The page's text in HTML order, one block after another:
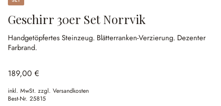
Geschirr 30er Set Norrvik
Handgetöpfertes Steinzeug. Blätterranken-Verzierung. Dezenter
Farbrand.
189,00 €
inkl. MwSt. zzgl. Versandkosten
Best-Nr. 25815